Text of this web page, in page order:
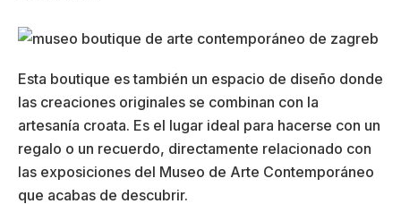
Esta boutique es también un espacio de diseño donde
las creaciones originales se combinan con la
artesanía croata. Es el lugar ideal para hacerse con un
regalo o un recuerdo, directamente relacionado con
las exposiciones del Museo de Arte Contemporáneo
que acabas de descubrir.